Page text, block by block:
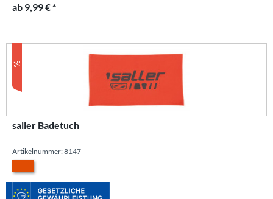
ab 9,99 € *
saller Badetuch
Artikelnummer: 8147